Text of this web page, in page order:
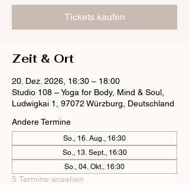
Tickets kaufen
Zeit & Ort
20. Dez. 2026, 16:30 – 18:00
Studio 108 – Yoga for Body, Mind & Soul,
Ludwigkai 1, 97072 Würzburg, Deutschland
Andere Termine
So., 16. Aug., 16:30
So., 13. Sept., 16:30
So., 04. Okt., 16:30
5 Termine ansehen